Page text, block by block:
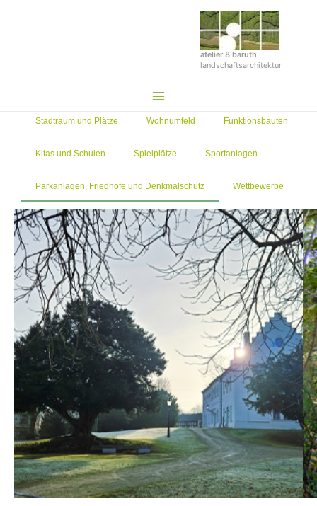
atelier 8 baruth
landschaftsarchitektur
Main
Menu
Stadtraum und Plätze Wohnumfeld Funktionsbauten
Kitas und Schulen Spielplätze Sportanlagen
Parkanlagen, Friedhöfe und Denkmalschutz Wettbewerbe